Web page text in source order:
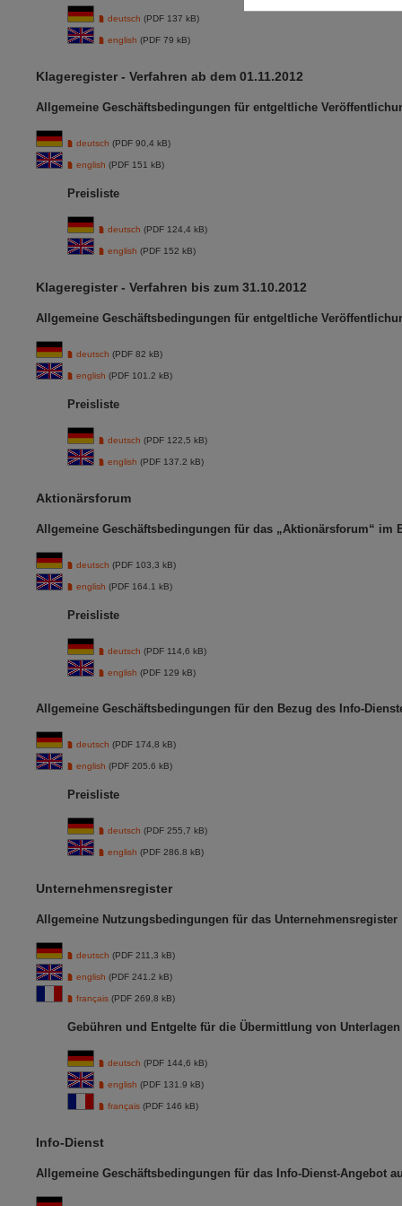
deutsch (PDF 137 kB)
english (PDF 79 kB)
Klageregister - Verfahren ab dem 01.11.2012
Allgemeine Geschäftsbedingungen für entgeltliche
deutsch (PDF 90,4 kB)
english (PDF 151 kB)
Preisliste
deutsch (PDF 124,4 kB)
english (PDF 152 kB)
Klageregister - Verfahren bis zum 31.10.2012
Allgemeine Geschäftsbedingungen für entgeltliche
deutsch (PDF 82 kB)
english (PDF 101.2 kB)
Preisliste
deutsch (PDF 122,5 kB)
english (PDF 137.2 kB)
Aktionärsforum
Allgemeine Geschäftsbedingungen für das „Aktionärsforum“ im
deutsch (PDF 103,3 kB)
english (PDF 164.1 kB)
Preisliste
deutsch (PDF 114,6 kB)
english (PDF 129 kB)
Allgemeine Geschäftsbedingungen für den Bezug des Info-
deutsch (PDF 174,8 kB)
english (PDF 205.6 kB)
Preisliste
deutsch (PDF 255,7 kB)
english (PDF 286.8 kB)
Unternehmensregister
Allgemeine Nutzungsbedingungen für das Unternehmensregister
deutsch (PDF 211,3 kB)
english (PDF 241.2 kB)
français (PDF 269,8 kB)
Gebühren und Entgelte für die Übermittlung von
deutsch (PDF 144,6 kB)
english (PDF 131.9 kB)
français (PDF 146 kB)
Info-Dienst
Allgemeine Geschäftsbedingungen für das Info-Dienst-Angebot